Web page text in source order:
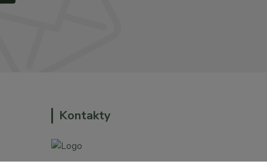
Kontakty